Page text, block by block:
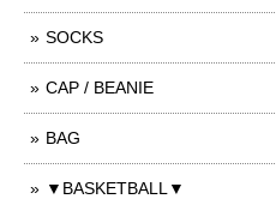
SOCKS
CAP / BEANIE
BAG
▼BASKETBALL▼